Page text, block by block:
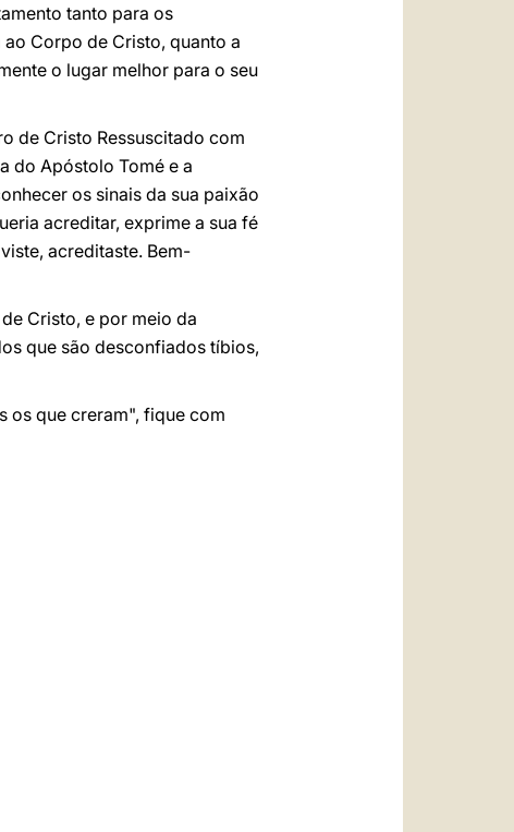
tanto para os
Corpo de Cristo, quanto a
o lugar melhor para o seu
de Cristo Ressuscitado com
do Apóstolo Tomé e a
os sinais da sua paixão
acreditar, exprime a sua fé
acreditaste. Bem-
Cristo, e por meio da
que são desconfiados tíbios,
os que creram", fique com